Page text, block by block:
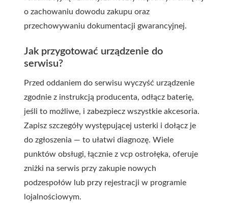
o zachowaniu dowodu zakupu oraz
przechowywaniu dokumentacji gwarancyjnej.
Jak przygotować urządzenie do
serwisu?
Przed oddaniem do serwisu wyczyść urządzenie
zgodnie z instrukcją producenta, odłącz baterię,
jeśli to możliwe, i zabezpiecz wszystkie akcesoria.
Zapisz szczegóły występującej usterki i dołącz je
do zgłoszenia — to ułatwi diagnozę. Wiele
punktów obsługi, łącznie z vcp ostrołęka, oferuje
zniżki na serwis przy zakupie nowych
podzespołów lub przy rejestracji w programie
lojalnościowym.